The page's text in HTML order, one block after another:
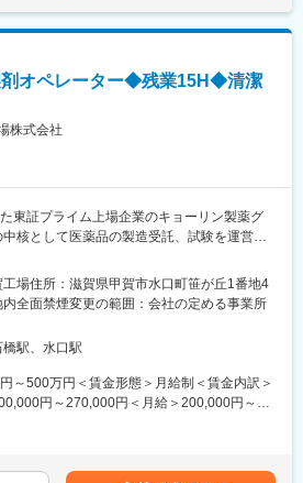
れます。
て安定した環境で、医薬品の品質を守る重
。
ており、段階的にキャッチアップできる体
剤オペレーター◆残業15H◆清潔
株式会社
東証プライム上場企業のキョーリン製薬グ
核として医薬品の製造受託、試験を運営し
堂あり
薬品製造の製剤工程のオペレーションを担
剤・顆粒・点鼻製剤といった医薬品の製造工
錠、検査、コーティングなどのいずれかの
。
工場住所：滋賀県甲賀市水口町笹が丘1番地4
全面禁煙変更の範囲：会社の定める事業所
駅、水口駅
～500万円＜賃金形態＞月給制＜賃金内訳＞
円～270,000円＜月給＞200,000円～